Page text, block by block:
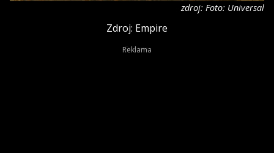
zdroj: Foto: Universal
Zdroj: Empire